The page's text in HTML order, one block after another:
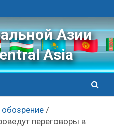
Азии
Asia
переговоры в